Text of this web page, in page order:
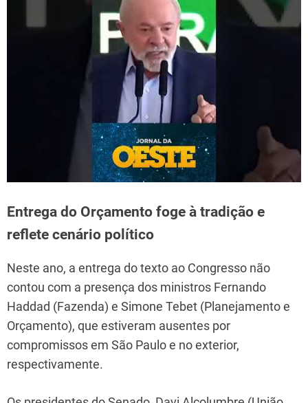
Entrega do Orçamento foge à tradição e
reflete cenário político
Neste ano, a entrega do texto ao Congresso não
contou com a presença dos ministros Fernando
Haddad (Fazenda) e Simone Tebet (Planejamento e
Orçamento), que estiveram ausentes por
compromissos em São Paulo e no exterior,
respectivamente.